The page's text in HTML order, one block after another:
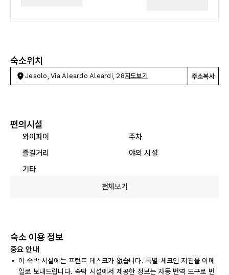
숙소위치
Jesolo, Via Aleardo Aleardi, 28지도보기 주소복사
편의시설
와이파이
주차
즐길거리
야외 시설
기타
전체보기
숙소 이용 정보
중요 안내
이 숙박 시설에는 프런트 데스크가 없습니다. 특별 체크인 지침을 이메
일로 보내드립니다. 숙박 시설에서 제공한 정보는 자동 번역 도구로 번